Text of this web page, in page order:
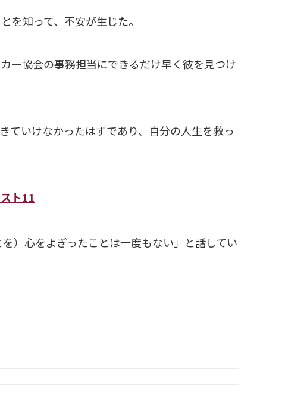
を知って、不安が生じた。
ー協会の事務担当にできるだけ早く彼を見つけ
ていけなかったはずであり、自分の人生を救っ
ト11
）心をよぎったことは一度もない」と話してい